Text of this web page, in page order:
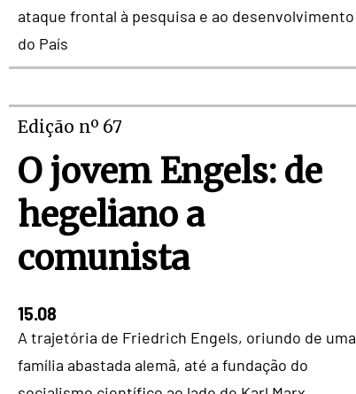
ataque frontal à pesquisa e ao desenvolvimento
do País
Edição nº 67
O jovem Engels: de
hegeliano a
comunista
15.08
A trajetória de Friedrich Engels, oriundo de uma
família abastada alemã, até a fundação do